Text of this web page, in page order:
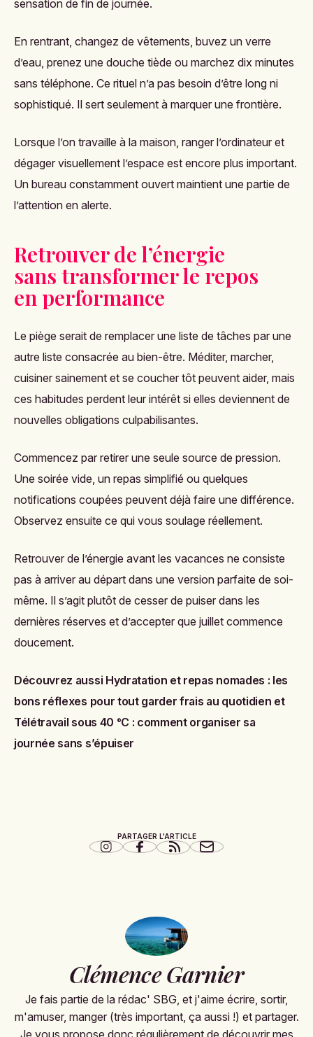
sensation de fin de journée.
En rentrant, changez de vêtements, buvez un verre
d’eau, prenez une douche tiède ou marchez dix minutes
sans téléphone. Ce rituel n’a pas besoin d’être long ni
sophistiqué. Il sert seulement à marquer une frontière.
Lorsque l’on travaille à la maison, ranger l’ordinateur et
dégager visuellement l’espace est encore plus important.
Un bureau constamment ouvert maintient une partie de
l’attention en alerte.
Retrouver de l’énergie
sans transformer le repos
en performance
Le piège serait de remplacer une liste de tâches par une
autre liste consacrée au bien-être. Méditer, marcher,
cuisiner sainement et se coucher tôt peuvent aider, mais
ces habitudes perdent leur intérêt si elles deviennent de
nouvelles obligations culpabilisantes.
Commencez par retirer une seule source de pression.
Une soirée vide, un repas simplifié ou quelques
notifications coupées peuvent déjà faire une différence.
Observez ensuite ce qui vous soulage réellement.
Retrouver de l’énergie avant les vacances ne consiste
pas à arriver au départ dans une version parfaite de soi-
même. Il s’agit plutôt de cesser de puiser dans les
dernières réserves et d’accepter que juillet commence
doucement.
Découvrez aussi Hydratation et repas nomades : les
bons réflexes pour tout garder frais au quotidien et
Télétravail sous 40 °C : comment organiser sa
journée sans s’épuiser
PARTAGER L'ARTICLE
Clémence Garnier
Je fais partie de la rédac' SBG, et j'aime écrire, sortir,
m'amuser, manger (très important, ça aussi !) et partager.